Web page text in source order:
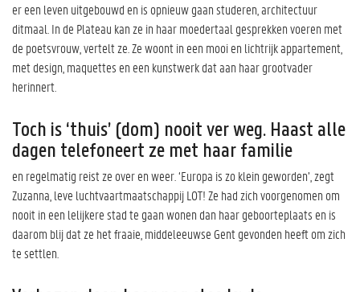
er een leven uitgebouwd en is opnieuw gaan studeren, architectuur
ditmaal. In de Plateau kan ze in haar moedertaal gesprekken voeren met
de poetsvrouw, vertelt ze. Ze woont in een mooi en lichtrijk appartement,
met design, maquettes en een kunstwerk dat aan haar grootvader
herinnert.
Toch is ‘thuis’ (dom) nooit ver weg. Haast alle
dagen telefoneert ze met haar familie
en regelmatig reist ze over en weer. ‘Europa is zo klein geworden’, zegt
Zuzanna, leve luchtvaartmaatschappij LOT! Ze had zich voorgenomen om
nooit in een lelijkere stad te gaan wonen dan haar geboorteplaats en is
daarom blij dat ze het fraaie, middeleeuwse Gent gevonden heeft om zich
te settlen.